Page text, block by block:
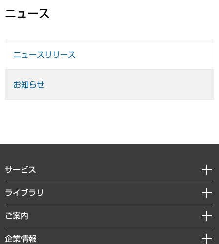
ニュース
ニュースリリース
お知らせ
サービス
経営戦略
組織・人事戦略
デジタルイノベーション
ライブラリ
経済調査
レポート
コラム
ご案内
セミナー・イベント情報
企業情報